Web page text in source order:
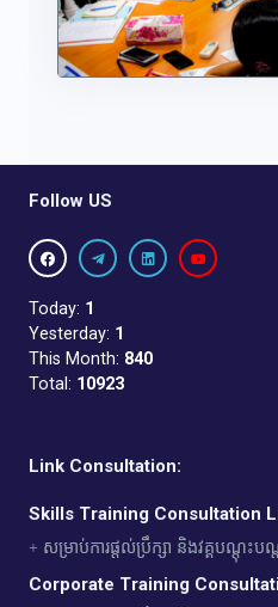
Follow US
Today: 1
Yesterday: 1
This Month: 840
Total: 10923
Link Consultation:
Skills Training Consultation
+ សម្រាប់ការផ្តល់ប្រឹក្សា និងវគ្គបណ្តុះ
Corporate Training